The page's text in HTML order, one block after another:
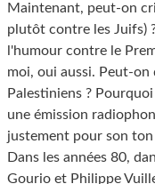
Maintenant, peut-on
plutôt contre les Juifs)
l'humour contre le
moi, oui aussi. Peut-
Palestiniens ?
une émission
justement pour son ton
Dans les années 80,
Gourio et Philippe